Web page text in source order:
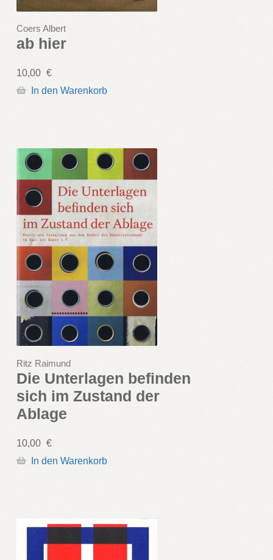
Coers Albert
ab hier
10,00 €
In den Warenkorb
Ritz Raimund
Die Unterlagen befinden
sich im Zustand der
Ablage
10,00 €
In den Warenkorb